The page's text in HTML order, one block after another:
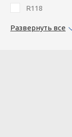
R118
Развернуть все